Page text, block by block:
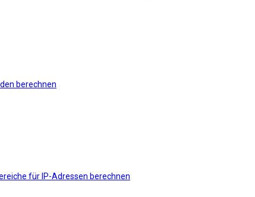
berechnen
für IP-Adressen berechnen